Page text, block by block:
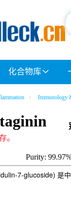
化合物库
Immunology
。
Purity:
7-glucoside) 是